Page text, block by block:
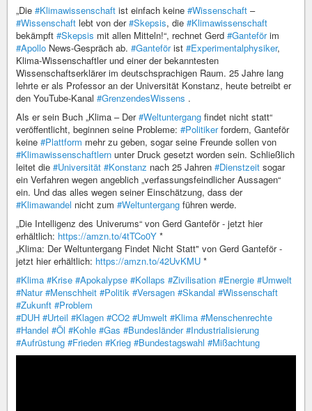
„Die #Klimawissenschaft ist einfach keine #Wissenschaft –
#Wissenschaft lebt von der#Skepsis, die #Klimawissenschaft
bekämpft #Skepsis mit allen Mitteln!“, rechnet Gerd #Ganteförim
#Apollo News-Gespräch ab. #Ganteförist #Experimentalphysiker,
Klima-Wissenschaftler und einer der bekanntesten
Wissenschaftserklärer im deutschsprachigen Raum. 25 Jahre lang
lehrte er als Professor an der Universität Konstanz, heute betreibt er
den YouTube-Kanal #GrenzendesWissens .
Als er sein Buch „Klima – Der#Weltuntergang findet nicht statt“
veröffentlicht, beginnen seine Probleme: #Politikerfordern, Ganteför
keine #Plattform mehr zu geben, sogar seine Freunde sollen von
#Klimawissenschaftlern unter Druck gesetzt worden sein. Schließlich
leitet die #Universität #Konstanz nach 25 Jahren #Dienstzeit sogar
ein Verfahren wegen angeblich „verfassungsfeindlicher Aussagen“
ein. Und das alles wegen seiner Einschätzung, dass der
#Klimawandel nicht zum #Weltuntergang führen werde.
„Die Intelligenz des Univerums“ von Gerd Ganteför - jetzt hier
erhältlich: https://amzn.to/4tTCo0Y *
„Klima: Der Weltuntergang Findet Nicht Statt" von Gerd Ganteför -
jetzt hier erhältlich: https://amzn.to/42UvKMU *
#Klima #Krise #Apokalypse #Kollaps #Zivilisation #Energie #Umwelt
#Natur #Menschheit #Politik #Versagen #Skandal #Wissenschaft
#Zukunft #Problem
#DUH #Urteil #Klagen #CO2 #Umwelt #Klima #Menschenrechte
#Handel #Öl #Kohle #Gas #Bundesländer #Industrialisierung
#Aufrüstung #Frieden #Krieg #Bundestagswahl #Mißachtung